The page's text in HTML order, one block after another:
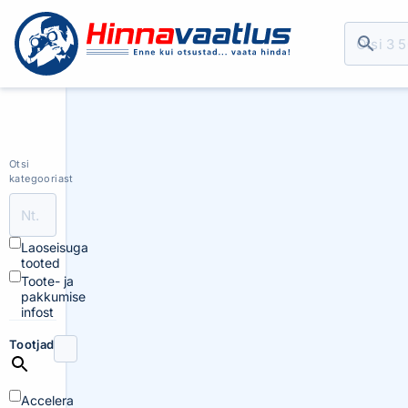
Otsi
kategooriast
Laoseisuga
tooted
Toote- ja
pakkumise
infost
Tootjad
Accelera